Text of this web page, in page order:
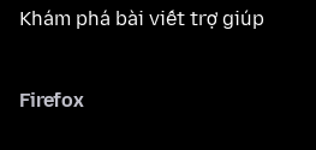
Khám phá bài viết trợ giúp
Firefox